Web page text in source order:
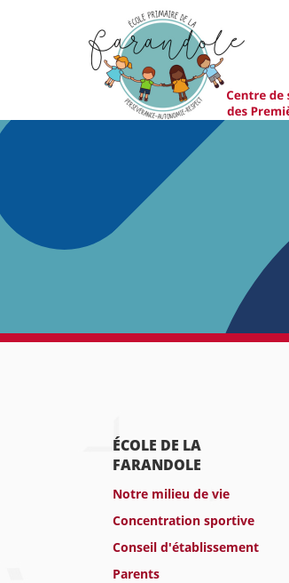
ÉCOLE DE LA
FARANDOLE
Notre milieu de vie
Concentration sportive
Conseil d'établissement
Parents